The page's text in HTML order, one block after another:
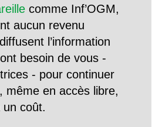
comme Inf’OGM,
aucun revenu
l’information
besoin de vous -
- pour continuer
même en accès libre,
un coût.